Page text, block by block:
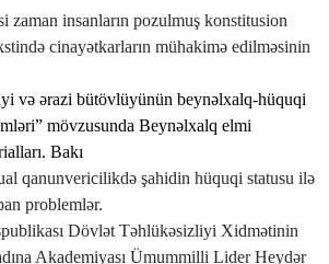
zaman insanların pozulmuş konstitusion
cinayətkarların mühakimə edilməsinin
və ərazi bütövlüyünün beynəlxalq-hüquqi
mövzusunda Beynəlxalq elmi
. Bakı
qanunvericilikdə şahidin hüquqi statusu ilə
problemlər.
Dövlət Təhlükəsizliyi Xidmətinin
Akademiyası Ümummilli Lider Heydər